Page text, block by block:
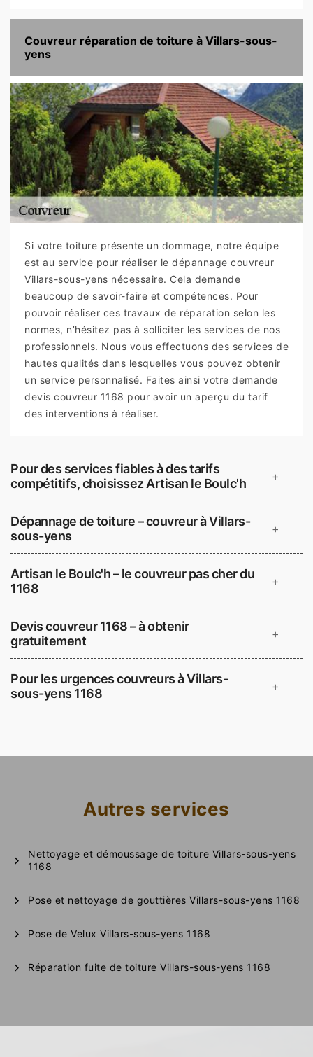
Couvreur réparation de toiture à Villars-sous-
yens
Si votre toiture présente un dommage, notre équipe
est au service pour réaliser le dépannage couvreur
Villars-sous-yens nécessaire. Cela demande
beaucoup de savoir-faire et compétences. Pour
pouvoir réaliser ces travaux de réparation selon les
normes, n’hésitez pas à solliciter les services de nos
professionnels. Nous vous effectuons des services de
hautes qualités dans lesquelles vous pouvez obtenir
un service personnalisé. Faites ainsi votre demande
devis couvreur 1168 pour avoir un aperçu du tarif
des interventions à réaliser.
Pour des services fiables à des tarifs
compétitifs, choisissez Artisan le Boulc'h
+
Dépannage de toiture – couvreur à Villars-
sous-yens
+
Artisan le Boulc'h – le couvreur pas cher du
1168
+
Devis couvreur 1168 – à obtenir
gratuitement
+
Pour les urgences couvreurs à Villars-
sous-yens 1168
+
Autres services
Nettoyage et démoussage de toiture Villars-sous-yens
1168
Pose et nettoyage de gouttières Villars-sous-yens 1168
Pose de Velux Villars-sous-yens 1168
Réparation fuite de toiture Villars-sous-yens 1168